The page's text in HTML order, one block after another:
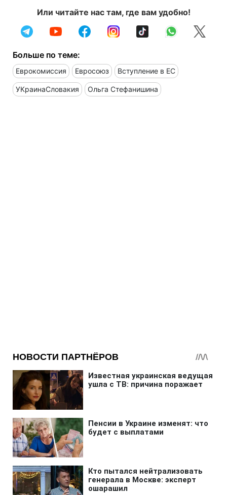
Или читайте нас там, где вам удобно!
Больше по теме:
Еврокомиссия Евросоюз Вступление в ЕС
УКраинаСловакия Ольга Стефанишина